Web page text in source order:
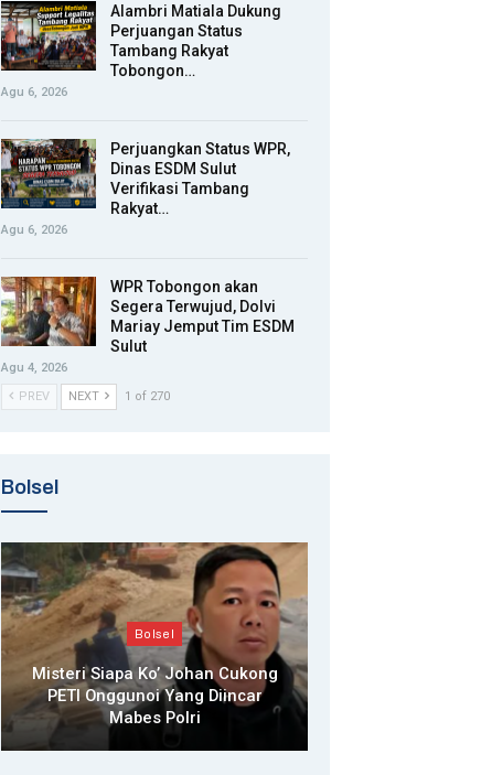
Alambri Matiala Dukung
Perjuangan Status
Tambang Rakyat
Tobongon…
Agu 6, 2026
Perjuangkan Status WPR,
Dinas ESDM Sulut
Verifikasi Tambang
Rakyat…
Agu 6, 2026
WPR Tobongon akan
Segera Terwujud, Dolvi
Mariay Jemput Tim ESDM
Sulut
Agu 4, 2026
PREV
NEXT 1 of 270
Bolsel
Bolsel
Misteri Siapa Ko’ Johan Cukong
PETI Onggunoi Yang Diincar
Mabes Polri